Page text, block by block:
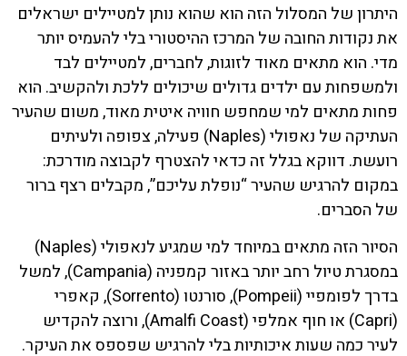
היתרון של המסלול הזה הוא שהוא נותן למטיילים ישראלים
את נקודות החובה של המרכז ההיסטורי בלי להעמיס יותר
מדי. הוא מתאים מאוד לזוגות, לחברים, למטיילים לבד
ולמשפחות עם ילדים גדולים שיכולים ללכת ולהקשיב. הוא
פחות מתאים למי שמחפש חוויה איטית מאוד, משום שהעיר
העתיקה של נאפולי (Naples) פעילה, צפופה ולעיתים
רועשת. דווקא בגלל זה כדאי להצטרף לקבוצה מודרכת:
במקום להרגיש שהעיר “נופלת עליכם”, מקבלים רצף ברור
של הסברים.
הסיור הזה מתאים במיוחד למי שמגיע לנאפולי (Naples)
במסגרת טיול רחב יותר באזור קמפניה (Campania), למשל
בדרך לפומפיי (Pompeii), סורנטו (Sorrento), קאפרי
(Capri) או חוף אמלפי (Amalfi Coast), ורוצה להקדיש
לעיר כמה שעות איכותיות בלי להרגיש שפספס את העיקר.